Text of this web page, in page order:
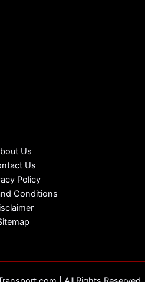
Us
Us
Policy
Conditions